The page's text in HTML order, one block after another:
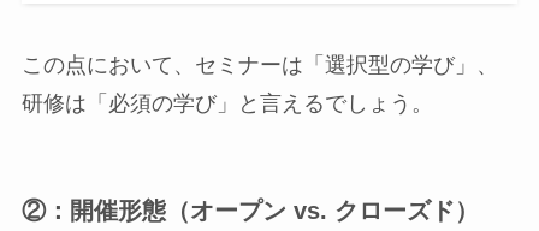
この点において、セミナーは「選択型の学び」、
研修は「必須の学び」と言えるでしょう。
②：開催形態（オープン vs. クローズド）